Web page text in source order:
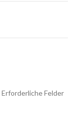
Erforderliche Felder